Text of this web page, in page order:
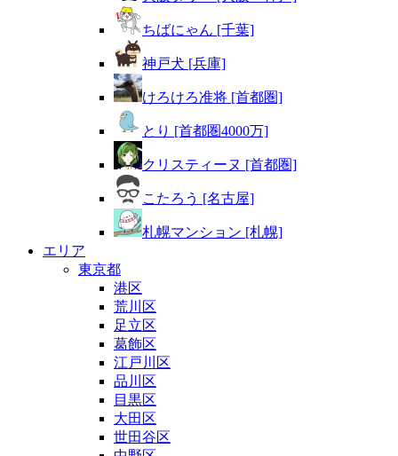
ちばにゃん [千葉]
神戸犬 [兵庫]
けろけろ准将 [首都圏]
とり [首都圏4000万]
クリスティーヌ [首都圏]
こたろう [名古屋]
札幌マンション [札幌]
エリア
東京都
港区
荒川区
足立区
葛飾区
江戸川区
品川区
目黒区
大田区
世田谷区